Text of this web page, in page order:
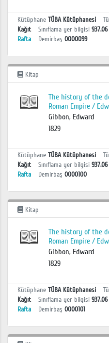
Kütüphane TÜBA Kütüphanesi
Kağıt
Sınıflama yer bilgisi 937.06
Rafta
Demirbaş 0000099
Kitap
The history of the
Roman Empire /
Gibbon, Edward
1829
Kütüphane TÜBA Kütüphanesi
Kağıt
Sınıflama yer bilgisi 937.06
Rafta
Demirbaş 0000100
Kitap
The history of the
Roman Empire /
Gibbon, Edward
1829
Kütüphane TÜBA Kütüphanesi
Kağıt
Sınıflama yer bilgisi 937.06
Rafta
Demirbaş 0000101